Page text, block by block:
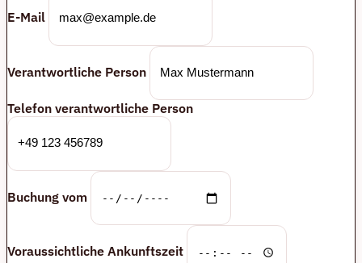
E-Mail
Verantwortliche Person
Telefon verantwortliche Person
Buchung vom
Voraussichtliche Ankunftszeit